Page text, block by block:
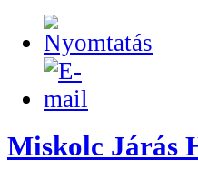
Miskolc Járás